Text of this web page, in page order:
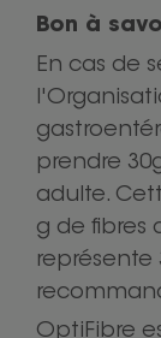
Bon à
En cas de
prendre
adulte.
g de fibres
OptiFibre